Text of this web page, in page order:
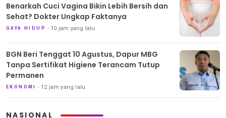
Benarkah Cuci Vagina Bikin Lebih Bersih dan
Sehat? Dokter Ungkap Faktanya
GAYA HIDUP 10 jam yang lalu
BGN Beri Tenggat 10 Agustus, Dapur MBG
Tanpa Sertifikat Higiene Terancam Tutup
Permanen
EKONOMI 12 jam yang lalu
NASIONAL